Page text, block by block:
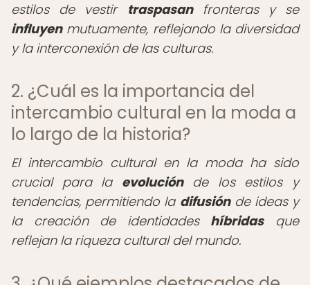
estilos de vestir traspasanfronteras y se
influyenmutuamente, reflejando la diversidad
y la interconexión de las culturas.
2. ¿Cuál es la importancia del
intercambio cultural en la moda a
lo largo de la historia?
El intercambio cultural en la moda ha sido
crucial para la evoluciónde los estilos y
tendencias, permitiendo la difusiónde ideas y
la creación de identidades híbridasque
reflejan la riqueza cultural del mundo.